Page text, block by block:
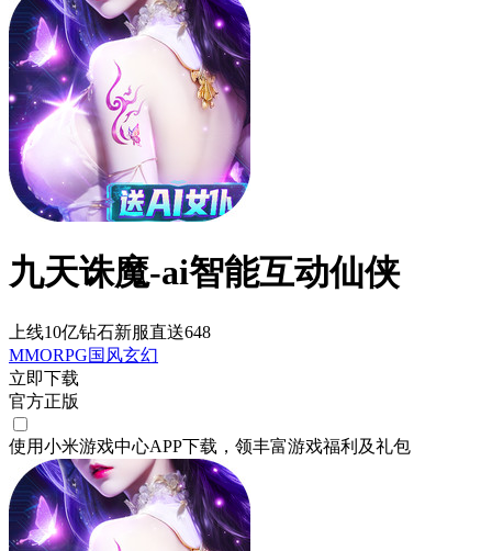
九天诛魔-ai智能互动仙侠
上线10亿钻石新服直送648
MMORPG国风玄幻
立即下载
官方正版
使用小米游戏中心APP下载 ，领丰富游戏福利 及礼包